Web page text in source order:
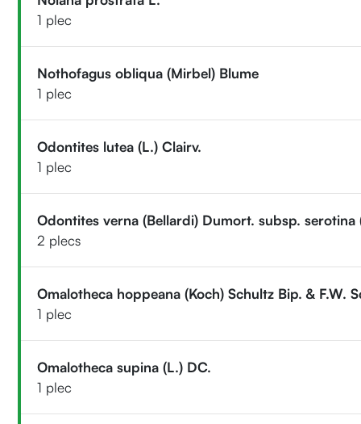
1 plec
Nothofagus obliqua (Mirbel) Blume
1 plec
Odontites lutea (L.) Clairv.
1 plec
Odontites verna (Bellardi) Dumort. subsp.
2 plecs
Omalotheca hoppeana (Koch) Schultz Bip. & F.W.
1 plec
Omalotheca supina (L.) DC.
1 plec